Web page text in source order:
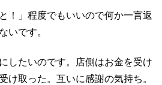
！」程度でもいいので何か一言返
いです。
したいのです。店側はお金を受け
け取った。互いに感謝の気持ち。